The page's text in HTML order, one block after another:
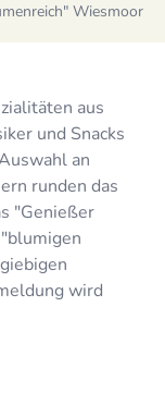
Wiesmoor
aus
und Snacks
an
runden das
"Genießer
wird